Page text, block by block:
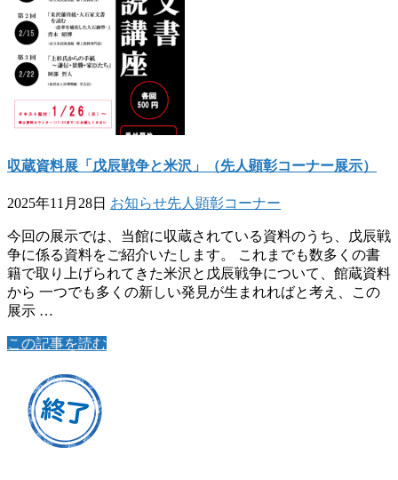
収蔵資料展「戊辰戦争と米沢」（先人顕彰コーナー展示）
2025年11月28日 お知らせ先人顕彰コーナー
今回の展示では、当館に収蔵されている資料のうち、戊辰戦
争に係る資料をご紹介いたします。 これまでも数多くの書
籍で取り上げられてきた米沢と戊辰戦争について、館蔵資料
から 一つでも多くの新しい発見が生まれればと考え、この
展示 …
この記事を読む